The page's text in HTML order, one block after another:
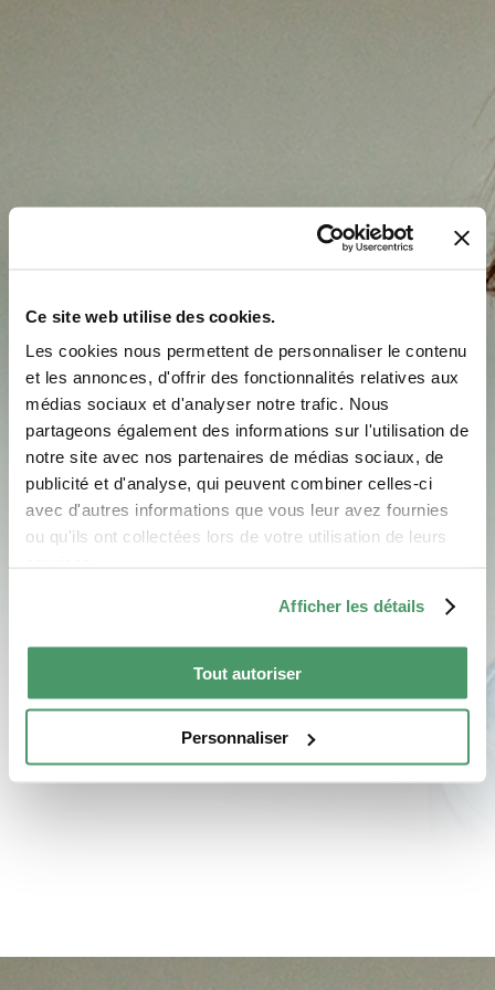
Ce site web utilise des cookies.
Les cookies nous permettent de personnaliser le contenu
et les annonces, d'offrir des fonctionnalités relatives aux
médias sociaux et d'analyser notre trafic. Nous
partageons également des informations sur l'utilisation de
notre site avec nos partenaires de médias sociaux, de
publicité et d'analyse, qui peuvent combiner celles-ci
avec d'autres informations que vous leur avez fournies
ou qu'ils ont collectées lors de votre utilisation de leurs
Afficher les détails
Tout autoriser
Personnaliser